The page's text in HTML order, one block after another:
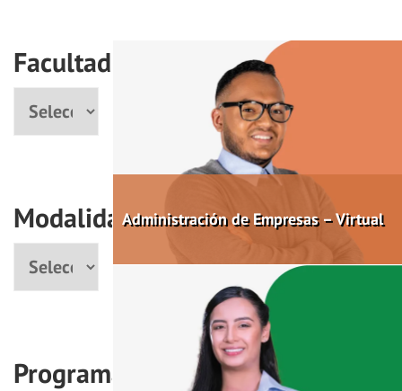
Facultad
Modalidad
Programas
Administración de Empresas – Virtual